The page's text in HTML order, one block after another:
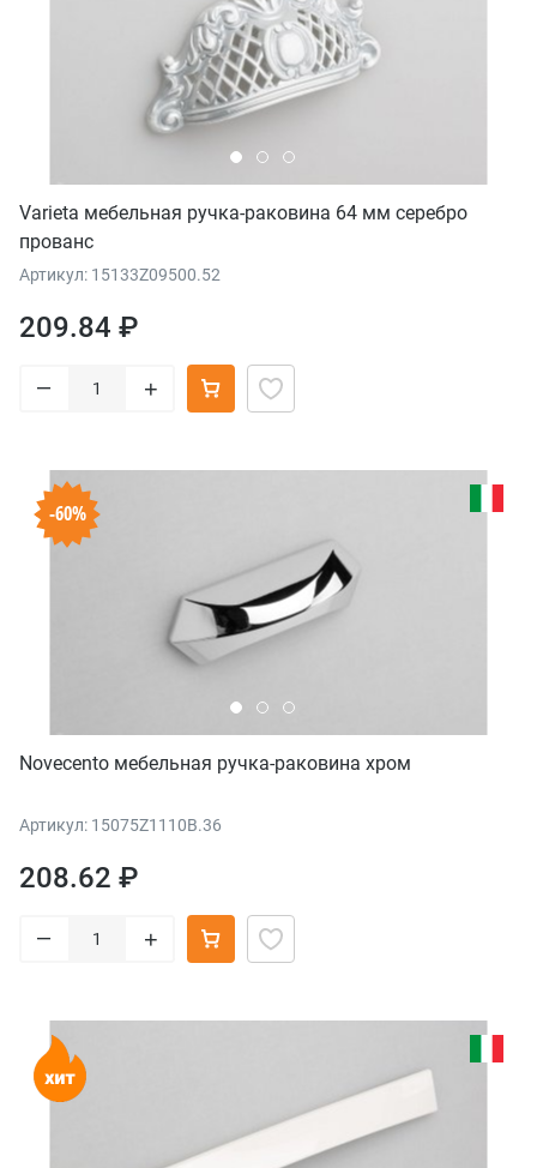
Varieta мебельная ручка-раковина 64 мм серебро
прованс
Артикул: 15133Z09500.52
209.84 ₽
– +
-60%
Novecento мебельная ручка-раковина хром
Артикул: 15075Z1110B.36
208.62 ₽
– +